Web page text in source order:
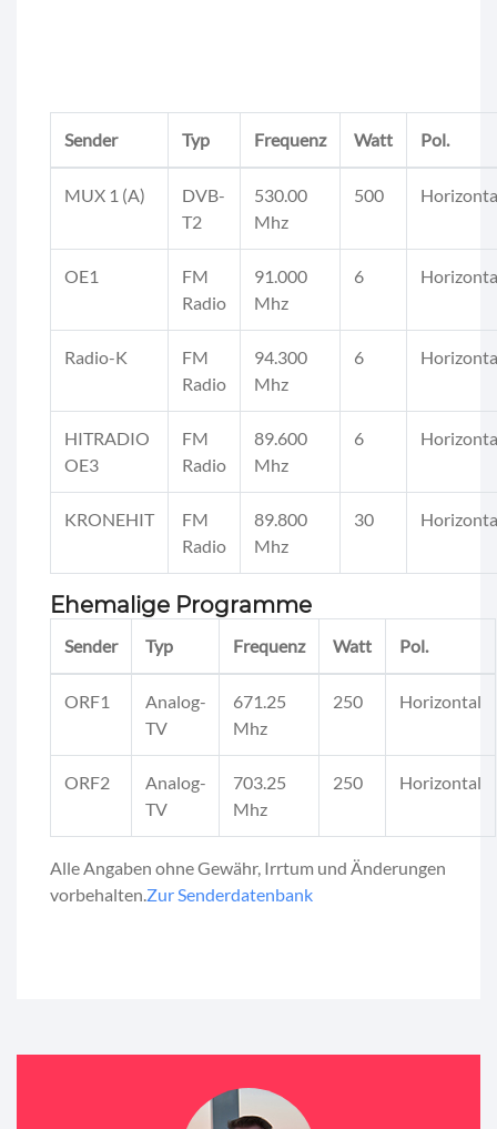
Sender Typ Frequenz Watt Pol.
MUX 1 (A)
DVB-
T2
530.00
Mhz
500
OE1
FM
Radio
91.000
Mhz
6
Radio-K
FM
Radio
94.300
Mhz
6
HITRADIO
OE3
FM
Radio
89.600
Mhz
6
KRONEHIT
FM
Radio
89.800
Mhz
30
Ehemalige Programme
Sender Typ Frequenz Watt Pol.
ORF1
Analog-
TV
671.25
Mhz
250 Horizontal
ORF2
Analog-
TV
703.25
Mhz
250 Horizontal
Alle Angaben ohne Gewähr, Irrtum und Änderungen
vorbehalten. Zur Senderdatenbank